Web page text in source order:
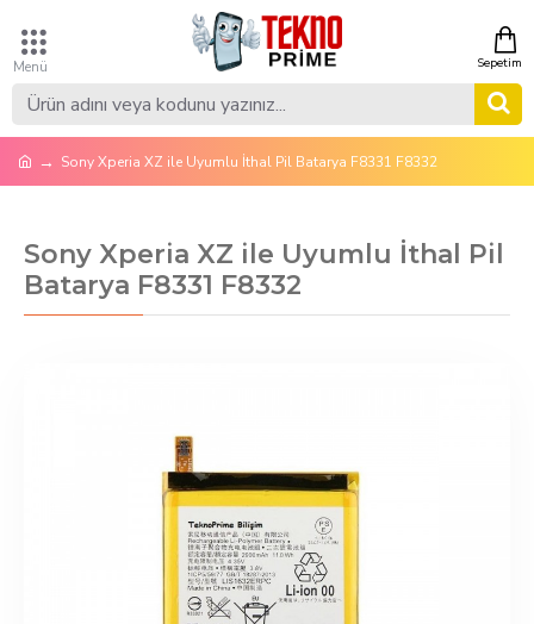
Sony Xperia XZ ile Uyumlu İthal Pil Batarya F8331 F8332
Sony Xperia XZ ile Uyumlu İthal Pil
Batarya F8331 F8332